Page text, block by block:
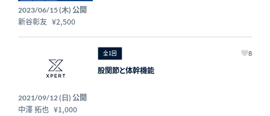
2023/06/15 (木) 公開
新谷彰友 ¥2,500
全1回 8
股関節と体幹機能
2021/09/12 (日) 公開
中澤 拓也 ¥1,000